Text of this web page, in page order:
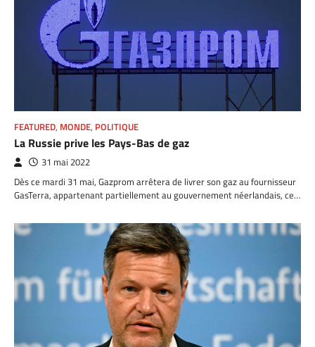
FEATURED, MONDE, POLITIQUE
La Russie prive les Pays-Bas de gaz
31 mai 2022
Dès ce mardi 31 mai, Gazprom arrêtera de livrer son gaz au fournisseur
GasTerra, appartenant partiellement au gouvernement néerlandais, ce…